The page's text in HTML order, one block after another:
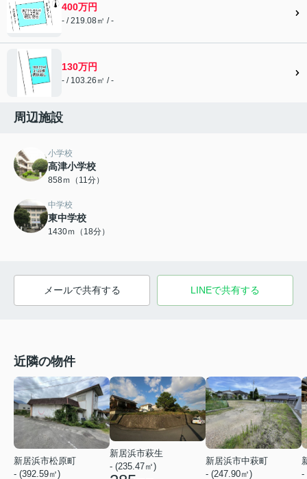
400万円
- / 219.08㎡ / -
130万円
- / 103.26㎡ / -
周辺施設
小学校
高津小学校
858ｍ（11分）
中学校
東中学校
1430ｍ（18分）
メールで共有する LINEで共有する
近隣の物件
新居浜市松原町
- (392.59㎡)
新居浜市萩生
- (235.47㎡)
新居浜市中萩町
- (247.90㎡)
-